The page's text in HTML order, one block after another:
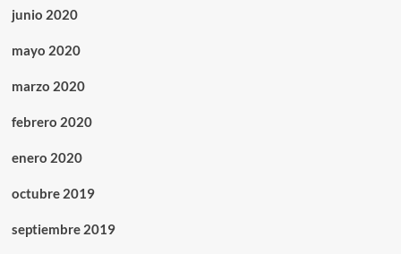
junio 2020
mayo 2020
marzo 2020
febrero 2020
enero 2020
octubre 2019
septiembre 2019